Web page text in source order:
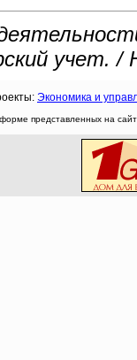
учет.
Экономика и
представленных на